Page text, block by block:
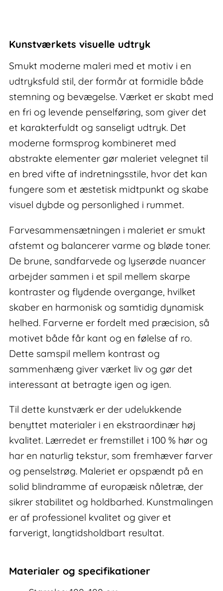
antal
Kunstværkets visuelle udtryk
Smukt moderne maleri med et motiv i en
udtryksfuld stil, der formår at formidle både
stemning og bevægelse. Værket er skabt med
en fri og levende penselføring, som giver det
et karakterfuldt og sanseligt udtryk. Det
moderne formsprog kombineret med
abstrakte elementer gør maleriet velegnet til
en bred vifte af indretningsstile, hvor det kan
fungere som et æstetisk midtpunkt og skabe
visuel dybde og personlighed i rummet.
Farvesammensætningen i maleriet er smukt
afstemt og balancerer varme og bløde toner.
De brune, sandfarvede og lyserøde nuancer
arbejder sammen i et spil mellem skarpe
kontraster og flydende overgange, hvilket
skaber en harmonisk og samtidig dynamisk
helhed. Farverne er fordelt med præcision, så
motivet både får kant og en følelse af ro.
Dette samspil mellem kontrast og
sammenhæng giver værket liv og gør det
interessant at betragte igen og igen.
Til dette kunstværk er der udelukkende
benyttet materialer i en ekstraordinær høj
kvalitet. Lærredet er fremstillet i 100 % hør og
har en naturlig tekstur, som fremhæver farver
og penselstrøg. Maleriet er opspændt på en
solid blindramme af europæisk nåletræ, der
sikrer stabilitet og holdbarhed. Kunstmalingen
er af professionel kvalitet og giver et
farverigt, langtidsholdbart resultat.
Materialer og specifikationer